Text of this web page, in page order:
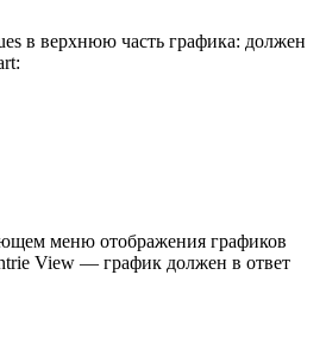
в верхнюю часть графика: должен
меню отображения графиков
View — график должен в ответ